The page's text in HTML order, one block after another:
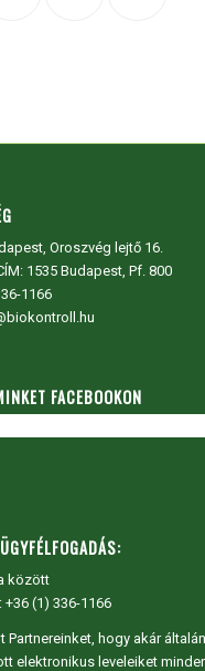
Oroszvég lejtő 16.
1535 Budapest, Pf. 800
1166
FACEBOOKON
között
(1) 336-1166
Partnereinket, hogy akár
elektronikus leveleiket